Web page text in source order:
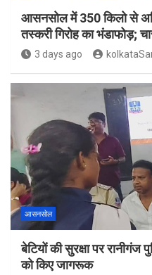
आसनसोल में 350 किलो से
तस्करी गिरोह का भंडाफोड़;
3 days ago
आसनसोल
बेटियों की सुरक्षा पर
को किए जागरूक